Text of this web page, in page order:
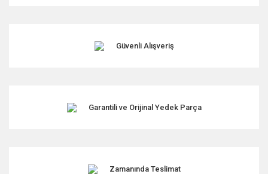
Ürün fiyatı diğer sitelerden daha pahalı.
Güvenli Alışveriş
Garantili ve Orijinal Yedek Parça
Zamanında Teslimat